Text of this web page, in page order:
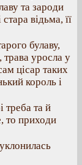
та зароди
відьма, її
булаву,
трава уросла у
цісар таких
король і
треба та й
то приходи